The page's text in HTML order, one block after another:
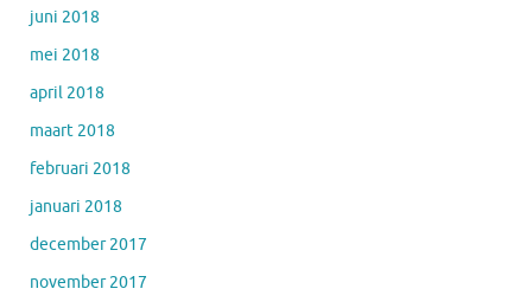
juni 2018
mei 2018
april 2018
maart 2018
februari 2018
januari 2018
december 2017
november 2017